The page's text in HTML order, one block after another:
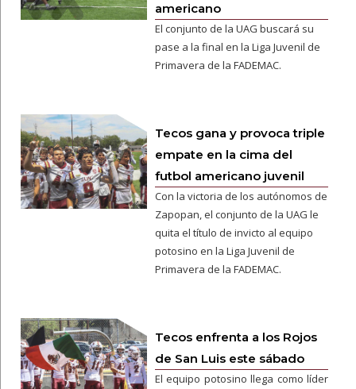
americano
El conjunto de la UAG buscará su
pase a la final en la Liga Juvenil de
Primavera de la FADEMAC.
Tecos gana y provoca triple
empate en la cima del
futbol americano juvenil
Con la victoria de los autónomos de
Zapopan, el conjunto de la UAG le
quita el título de invicto al equipo
potosino en la Liga Juvenil de
Primavera de la FADEMAC.
Tecos enfrenta a los Rojos
de San Luis este sábado
El equipo potosino llega como líder